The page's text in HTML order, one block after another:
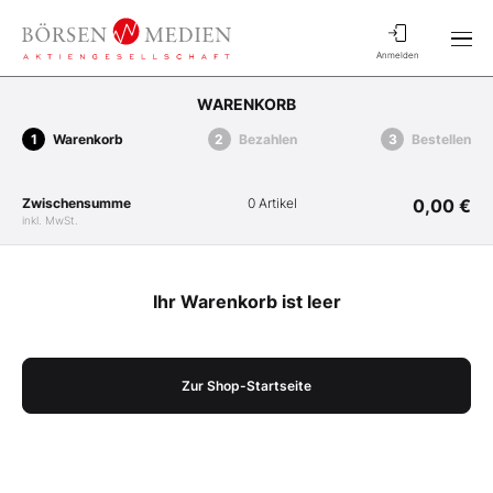
Anmelden
WARENKORB
Warenkorb Bezahlen Bestellen
Zwischensumme
inkl. MwSt.
0 Artikel 0,00 €
Ihr Warenkorb ist leer
Zur Shop-Startseite